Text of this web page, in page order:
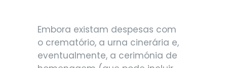
Embora existam despesas com
o crematório, a urna cinerária e,
eventualmente, a cerimónia de